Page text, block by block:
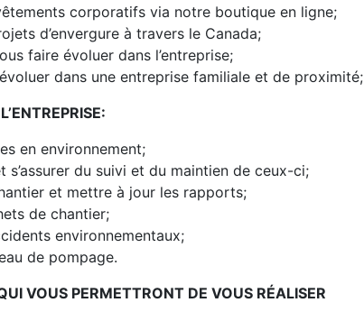
corporatifs via notre boutique en ligne;
d’envergure à travers le Canada;
faire évoluer dans l’entreprise;
dans une entreprise familiale et de proximité;
en environnement;
du suivi et du maintien de ceux-ci;
et mettre à jour les rapports;
de chantier;
environnementaux;
de pompage.
VOUS PERMETTRONT DE VOUS RÉALISER